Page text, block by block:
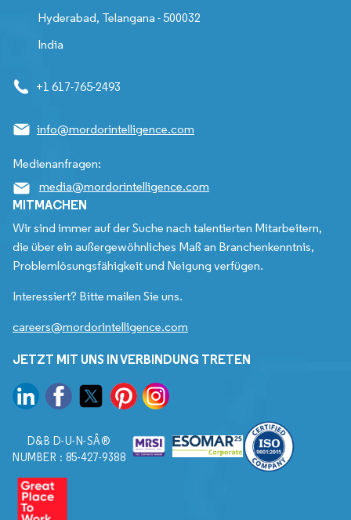
Hyderabad, Telangana - 500032
India
+1 617-765-2493
info@mordorintelligence.com
Medienanfragen:
media@mordorintelligence.com
MITMACHEN
Wir sind immer auf der Suche nach talentierten Mitarbeitern,
die über ein außergewöhnliches Maß an Branchenkenntnis,
Problemlösungsfähigkeit und Neigung verfügen.
Interessiert? Bitte mailen Sie uns.
careers@mordorintelligence.com
JETZT MIT UNS IN VERBINDUNG TRETEN
D&B D-U-N-SÂ®
NUMBER : 85-427-9388